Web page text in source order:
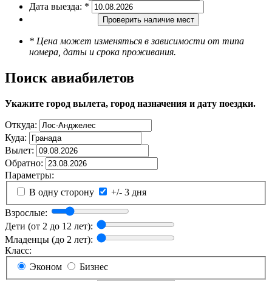
Дата выезда: *
Проверить наличие мест
* Цена может изменяться в зависимости от типа
номера, даты и срока проживания.
Поиск авиабилетов
Укажите город вылета, город назначения и дату поездки.
Откуда:
Куда:
Вылет:
Обратно:
Параметры:
В одну сторону
+/- 3 дня
Взрослые:
Дети (от 2 до 12 лет):
Младенцы (до 2 лет):
Класс:
Эконом
Бизнес